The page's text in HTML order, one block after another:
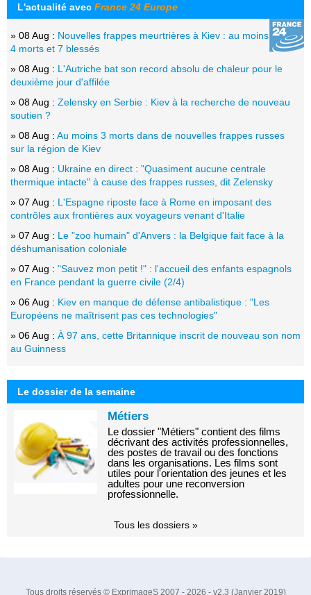
L'actualité avec France 24 Europe
» 08 Aug : Nouvelles frappes meurtrières à Kiev : au moins
4 morts et 7 blessés
» 08 Aug : L'Autriche bat son record absolu de chaleur pour le
deuxième jour d'affilée
» 08 Aug : Zelensky en Serbie : Kiev à la recherche de nouveau
soutien ?
» 08 Aug : Au moins 3 morts dans de nouvelles frappes russes
sur la région de Kiev
» 08 Aug : Ukraine en direct : "Quasiment aucune centrale
thermique intacte" à cause des frappes russes, dit Zelensky
» 07 Aug : L'Espagne riposte face à Rome en imposant des
contrôles aux frontières aux voyageurs venant d'Italie
» 07 Aug : Le "zoo humain" d'Anvers : la Belgique fait face à la
déshumanisation coloniale
» 07 Aug : "Sauvez mon petit !" : l'accueil des enfants espagnols
en France pendant la guerre civile (2/4)
» 06 Aug : Kiev en manque de défense antibalistique : "Les
Européens ne maîtrisent pas ces technologies"
» 06 Aug : À 97 ans, cette Britannique inscrit de nouveau son nom
au Guinness
Le dossier de la semaine
Métiers
Le dossier "Métiers" contient des films
décrivant des activités professionnelles,
des postes de travail ou des fonctions
dans les organisations. Les films sont
utiles pour l'orientation des jeunes et les
adultes pour une reconversion
professionnelle.
Tous les dossiers »
Tous droits réservés © ExprimageS 2007 - 2026 - v2.3 (Janvier 2019)